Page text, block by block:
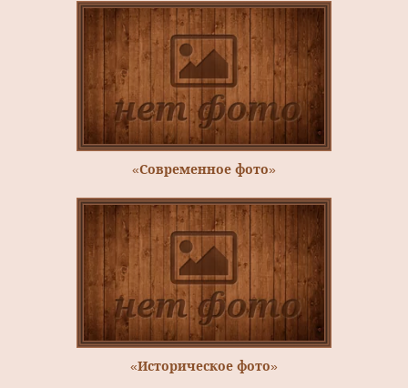
«Современное фото»
«Историческое фото»